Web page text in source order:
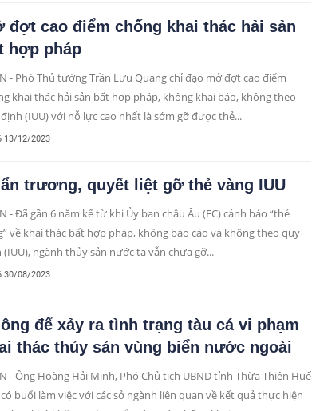
đợt cao điểm chống khai thác hải sản
hợp pháp
- Phó Thủ tướng Trần Lưu Quang chỉ đạo mở đợt cao điểm
khai thác hải sản bất hợp pháp, không khai báo, không theo
(IUU) với nỗ lực cao nhất là sớm gỡ được thẻ...
13/12/2023
trương, quyết liệt gỡ thẻ vàng IUU
- Đã gần 6 năm kể từ khi Ủy ban châu Âu (EC) cảnh báo “thẻ
về khai thác bất hợp pháp, không báo cáo và không theo quy
(IUU), ngành thủy sản nước ta vẫn chưa gỡ...
30/08/2023
để xảy ra tình trạng tàu cá vi phạm
thác thủy sản vùng biển nước ngoài
- Ông Hoàng Hải Minh, Phó Chủ tịch UBND tỉnh Thừa Thiên Huế
buổi làm việc với các sở ngành liên quan về kết quả thực hiện